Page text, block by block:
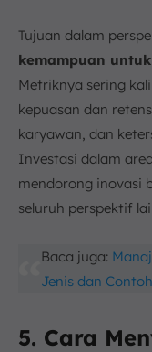
Tujuan dalam
kemampuan
Metriknya sering
kepuasan dan
karyawan, dan
Investasi dalam
mendorong inovasi
seluruh perspektif
Baca juga:
Jenis dan
5. Cara